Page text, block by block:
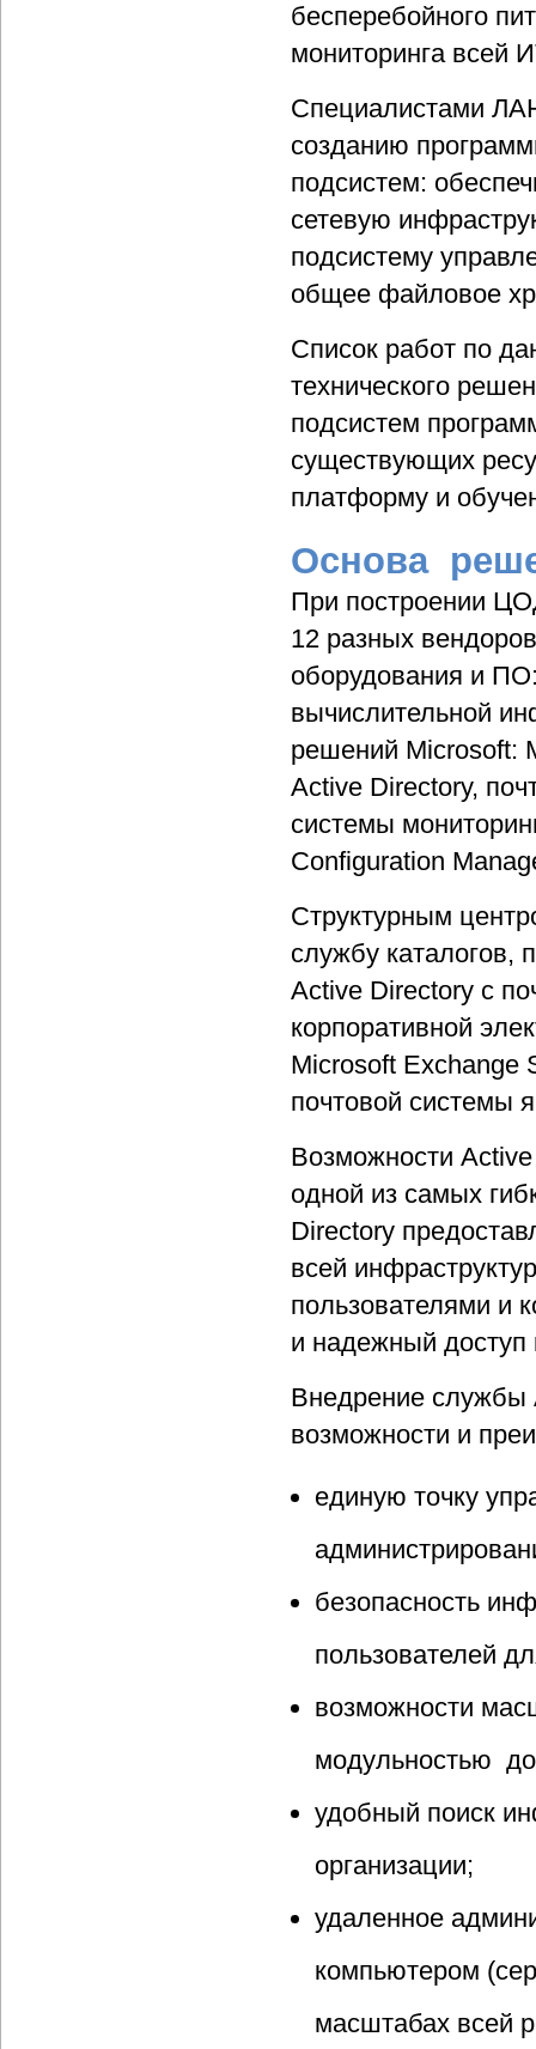
бесперебойного
мониторинга всей
Специалистами
созданию
подсистем:
сетевую
подсистему
общее файловое
Список работ по
технического
подсистем
существующих
платформу и
Основа
При построении
12 разных
оборудования и
вычислительной
решений Microsoft:
Active Directory,
системы
Configuration
Структурным
службу каталогов,
Active Directory с
корпоративной
Microsoft Exchange
почтовой системы
Возможности
одной из самых
Directory
всей
пользователями и
и надежный доступ
Внедрение службы
возможности и
единую точку
безопасность
пользователей
возможности
модульностью
удобный поиск
организации;
удаленное
компьютером
масштабах всей